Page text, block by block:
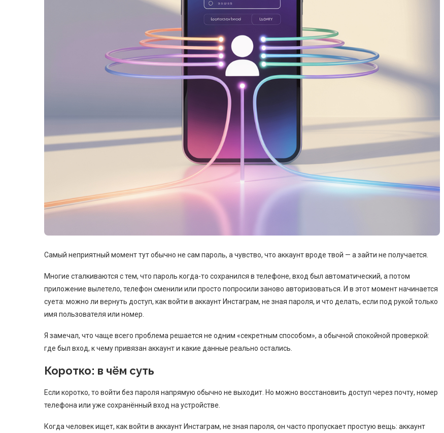
Самый неприятный момент тут обычно не сам пароль, а чувство, что аккаунт вроде твой — а зайти не получается.
Многие сталкиваются с тем, что пароль когда-то сохранился в телефоне, вход был автоматический, а потом
приложение вылетело, телефон сменили или просто попросили заново авторизоваться. И в этот момент начинается
суета: можно ли вернуть доступ, как войти в аккаунт Инстаграм, не зная пароля, и что делать, если под рукой только
имя пользователя или номер.
Я замечал, что чаще всего проблема решается не одним «секретным способом», а обычной спокойной проверкой:
где был вход, к чему привязан аккаунт и какие данные реально остались.
Коротко: в чём суть
Если коротко, то войти без пароля напрямую обычно не выходит. Но можно восстановить доступ через почту, номер
телефона или уже сохранённый вход на устройстве.
Когда человек ищет, как войти в аккаунт Инстаграм, не зная пароля, он часто пропускает простую вещь: аккаунт